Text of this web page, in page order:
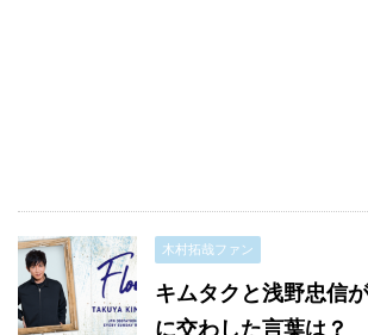
木村拓哉ファン
キムタクと浅野忠信
に交わした言葉は？